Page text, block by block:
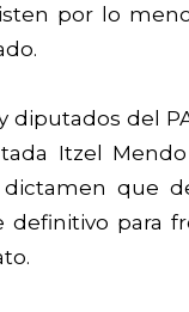
por lo
del
Itzel
que
para